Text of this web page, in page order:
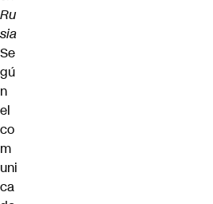
Ru
sia
Se
gú
n
el
co
m
uni
ca